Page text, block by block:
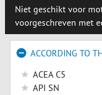
Niet geschikt voor
voorgeschreven met
ACCORDING TO
ACEA C5
API SN